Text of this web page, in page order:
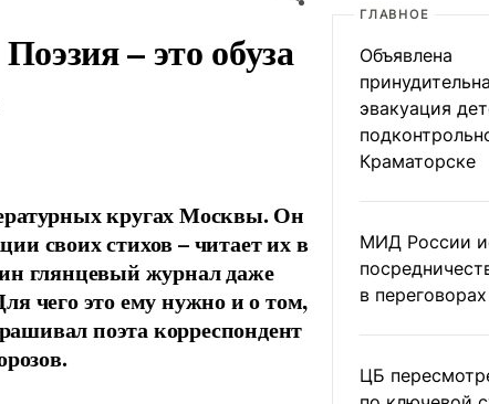
– это обуза
кругах Москвы. Он
своих стихов – читает их в
глянцевый журнал даже
чего это ему нужно и о том,
поэта корреспондент
ГЛАВНОЕ
Объявлена
эвакуация
Краматорске
МИД России
в
ЦБ